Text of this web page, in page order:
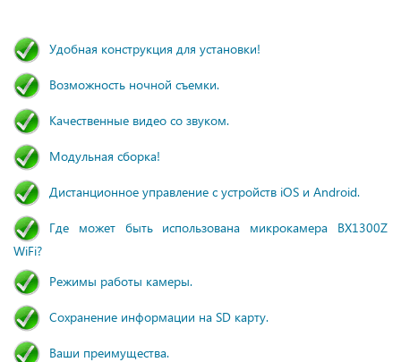
Удобная конструкция для установки!
Возможность ночной съемки.
Качественные видео со звуком.
Модульная сборка!
Дистанционное управление с устройств iOS и Android.
Где может быть использована микрокамера BX1300Z
WiFi?
Режимы работы камеры.
Сохранение информации на SD карту.
Ваши преимущества.